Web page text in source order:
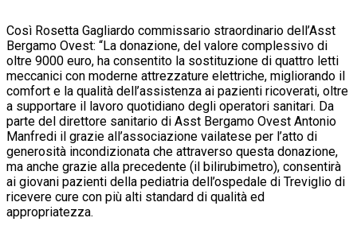
Così Rosetta Gagliardo commissario straordinario dell’Asst
Bergamo Ovest: “La donazione, del valore complessivo di
oltre 9000 euro, ha consentito la sostituzione di quattro letti
meccanici con moderne attrezzature elettriche, migliorando il
comfort e la qualità dell’assistenza ai pazienti ricoverati, oltre
a supportare il lavoro quotidiano degli operatori sanitari. Da
parte del direttore sanitario di Asst Bergamo Ovest Antonio
Manfredi il grazie all’associazione vailatese per l’atto di
generosità incondizionata che attraverso questa donazione,
ma anche grazie alla precedente (il bilirubimetro), consentirà
ai giovani pazienti della pediatria dell’ospedale di Treviglio di
ricevere cure con più alti standard di qualità ed
appropriatezza.